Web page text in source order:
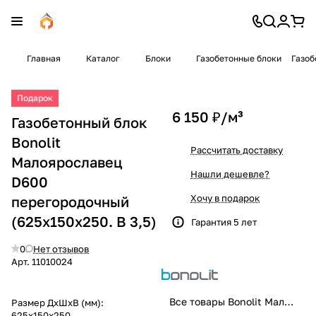
Главная Каталог Блоки Газобетонные блоки
Подарок
Газобетонный блок
Bonolit
Малоярославец
D600
перегородочный
(625x150x250. B 3,5)
0
Нет отзывов
Арт. 11010024
Размер ДхШхВ (мм):
6 150 ₽/м³
Рассчитать доставку
Нашли дешевле?
Хочу в подарок
Гарантия 5 лет
Все товары Bonolit Малоярославец